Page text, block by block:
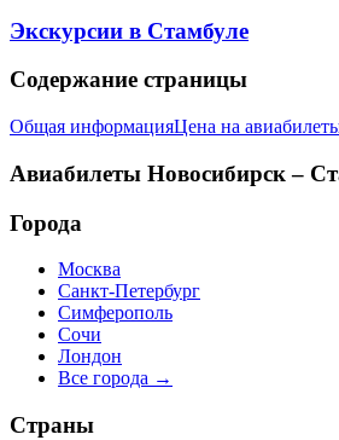
Экскурсии в Стамбуле
Содержание страницы
Общая информацияЦена на
Авиабилеты Новосибирск –
Города
Москва
Санкт-Петербург
Симферополь
Сочи
Лондон
Все города →
Страны